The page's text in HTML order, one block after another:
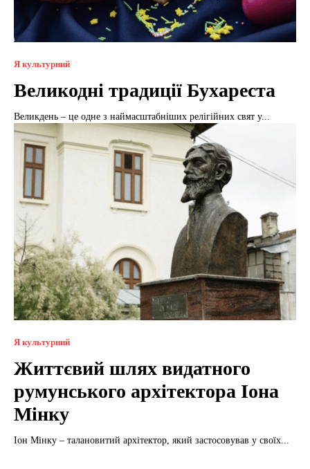
Я культурний
Великодні традиції Бухареста
Великдень – це одне з наймасштабніших релігійних свят у...
Я культурний
Життєвий шлях видатного
румунського архітектора Іона
Мінку
Іон Мінку – талановитий архітектор, який застосовував у своїх...